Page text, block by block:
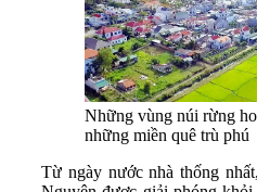
Những vùng núi rừng
những miền quê trù phú
Từ ngày nước nhà thống